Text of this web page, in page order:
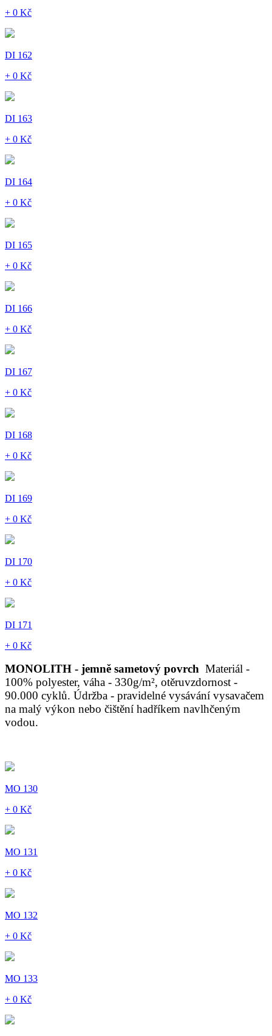
+ 0 Kč
DI 162
+ 0 Kč
DI 163
+ 0 Kč
DI 164
+ 0 Kč
DI 165
+ 0 Kč
DI 166
+ 0 Kč
DI 167
+ 0 Kč
DI 168
+ 0 Kč
DI 169
+ 0 Kč
DI 170
+ 0 Kč
DI 171
+ 0 Kč
MONOLITH - jemně sametový povrch Materiál -
100% polyester, váha - 330g/m², otěruvzdornost -
90.000 cyklů. Údržba - pravidelné vysávání vysavačem
na malý výkon nebo čištění hadříkem navlhčeným
vodou.
MO 130
+ 0 Kč
MO 131
+ 0 Kč
MO 132
+ 0 Kč
MO 133
+ 0 Kč